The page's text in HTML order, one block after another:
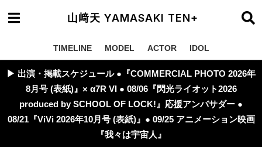
山﨑天 YAMASAKI TEN+
TIMELINE MODEL ACTOR IDOL
▶︎ 出演・掲載スケジュール ●『COMMERCIAL PHOTO 2026年
8月号 (表紙)』× α7R VI ● 08/06『閃光ライオット2026
produced by SCHOOL OF LOCK!』応援アンバサダー ●
08/21『ViVi 2026年10月号 (表紙)』● 09/25 アニメーション映画
『我々は宇宙人』